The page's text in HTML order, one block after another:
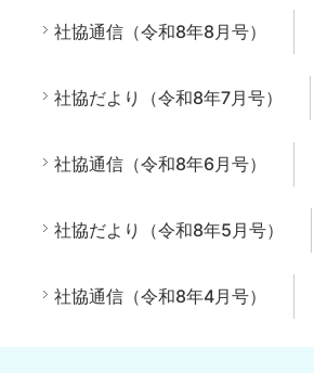
社協通信（令和8年8月号）
社協だより（令和8年7月号）
社協通信（令和8年6月号）
社協だより（令和8年5月号）
社協通信（令和8年4月号）